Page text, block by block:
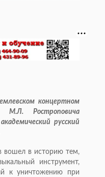
концертном
М.Л. Ростроповича
русский
вошел в историю тем,
инструмент,
к уничтожению при